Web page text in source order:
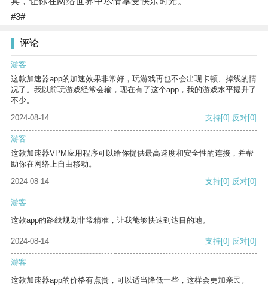
#3#
评论
游客
这款加速器app的加速效果非常好，玩游戏再也不会出现卡顿、掉线的情
况了。我以前玩游戏经常会输，现在有了这个app，我的游戏水平提升了
不少。
2024-08-14
支持[0] 反对[0]
游客
这款加速器VPM应用程序可以给你提供最高速度和安全性的连接，并帮
助你在网络上自由移动。
2024-08-14
支持[0] 反对[0]
游客
这款app的路线规划非常精准，让我能够快速到达目的地。
2024-08-14 支持[0] 反对[0]
游客
这款加速器app的价格有点贵，可以适当降低一些，这样会更加亲民。